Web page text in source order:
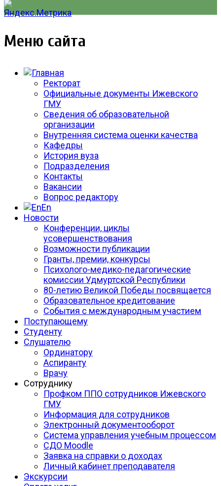
Меню сайта
Ректорат
Официальные документы Ижевского
ГМУ
Сведения об образовательной
организации
Внутренняя система оценки качества
Кафедры
История вуза
Подразделения
Контакты
Вакансии
Вопрос редактору
En
Новости
Конференции, циклы
усовершенствования
Возможности публикации
Гранты, премии, конкурсы
Психолого-медико-педагогические
комиссии Удмуртской Республики
80-летию Великой Победы посвящается
Образовательное кредитование
События с международным участием
Поступающему
Студенту
Слушателю
Ординатору
Аспиранту
Врачу
Сотруднику
Профком ППО сотрудников Ижевского
ГМУ
Информация для сотрудников
Электронный документооборот
Система управления учебным процессом
СДО Moodle
Заявка на справки о доходах
Личный кабинет преподавателя
Экскурсии